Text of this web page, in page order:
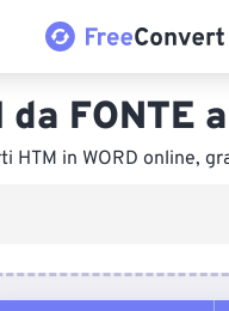
da FONTE
HTM in WORD online,